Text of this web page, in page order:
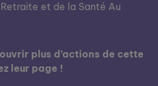
et de la Santé Au
plus d’actions de cette
leur page !